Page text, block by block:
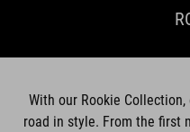
With our Rookie
road in style. From the first